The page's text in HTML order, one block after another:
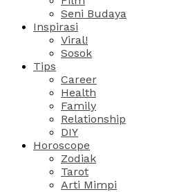
Seni Budaya
Inspirasi
Viral!
Sosok
Tips
Career
Health
Family
Relationship
DIY
Horoscope
Zodiak
Tarot
Arti Mimpi